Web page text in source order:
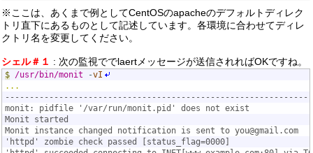
※ここは、あくまで例としてCentOSのapacheのデフォルトディレク
トリ直下にあるものとして記述しています。各環境に合わせてディレ
クトリ名を変更してください。
シェル＃１ : 次の監視ででlaertメッセージが送信されればOKですね。
$ /usr/bin/monit -vI
...
monit: pidfile '/var/run/monit.pid' does not exist
Monit started
Monit instance changed notification is sent to you@gmail.com
'httpd' zombie check passed [status_flag=0000]